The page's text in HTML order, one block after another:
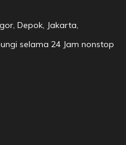
Depok, Jakarta,
selama 24 Jam nonstop